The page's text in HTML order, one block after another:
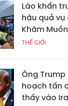
Lào khẩn
hậu quả
Khăm Muồn
THẾ GIỚI
Ông
hoạch tấn
thấy vào